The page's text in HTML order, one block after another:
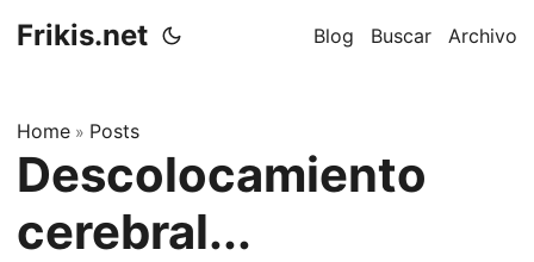
Frikis.net Blog Buscar Archivo
Home » Posts
Descolocamiento
cerebral...